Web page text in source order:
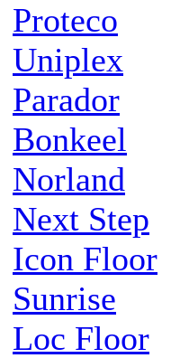
Proteco
Uniplex
Parador
Bonkeel
Norland
Next Step
Icon Floor
Sunrise
Loc Floor